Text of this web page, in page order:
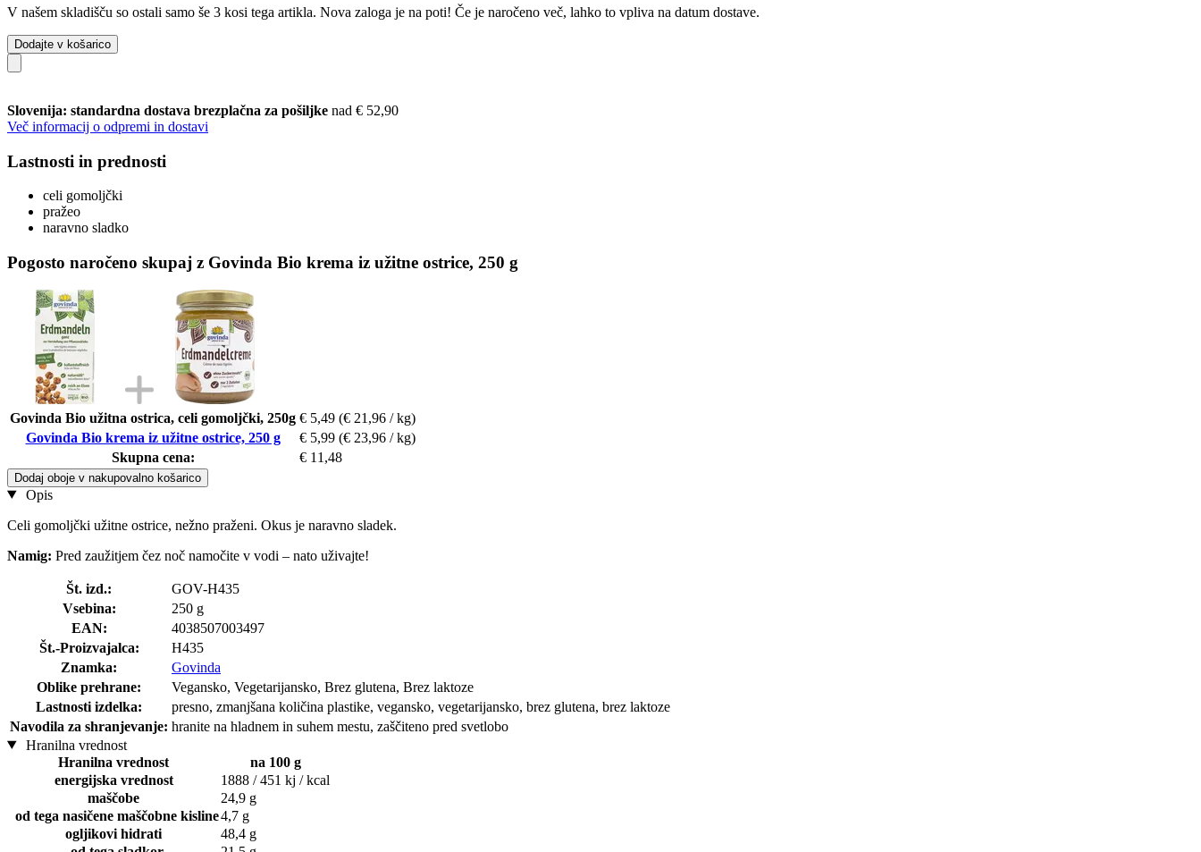
V našem skladišču so ostali samo še 3 kosi tega artikla. Nova zaloga je na poti! Če je naročeno več, lahko to vpliva na datum dostave.
Dodajte v košarico
Slovenija: standardna dostava brezplačna za pošiljke nad € 52,90
Več informacij o odpremi in dostavi
Lastnosti in prednosti
celi gomoljčki
pražeo
naravno sladko
Pogosto naročeno skupaj z Govinda Bio krema iz užitne ostrice, 250 g
Govinda Bio užitna ostrica, celi gomoljčki, 250g € 5,49 (€ 21,96 / kg)
Govinda Bio krema iz užitne ostrice, 250 g
€ 5,99 (€ 23,96 / kg)
Skupna cena:
€ 11,48
Dodaj oboje v nakupovalno košarico
Opis
Celi gomoljčki užitne ostrice, nežno praženi. Okus je naravno sladek.
Namig: Pred zaužitjem čez noč namočite v vodi – nato uživajte!
Št. izd.:
GOV-H435
Vsebina:
250 g
EAN:
4038507003497
Št.-Proizvajalca:
H435
Znamka:
Govinda
Oblike prehrane:
Vegansko, Vegetarijansko, Brez glutena, Brez laktoze
Lastnosti izdelka:
presno, zmanjšana količina plastike, vegansko, vegetarijansko, brez glutena, brez laktoze
Navodila za shranjevanje: hranite na hladnem in suhem mestu, zaščiteno pred svetlobo
Hranilna vrednost
Hranilna vrednost
na 100 g
energijska vrednost
1888 / 451 kj / kcal
maščobe
24,9 g
od tega nasičene maščobne kisline4,7 g
ogljikovi hidrati
48,4 g